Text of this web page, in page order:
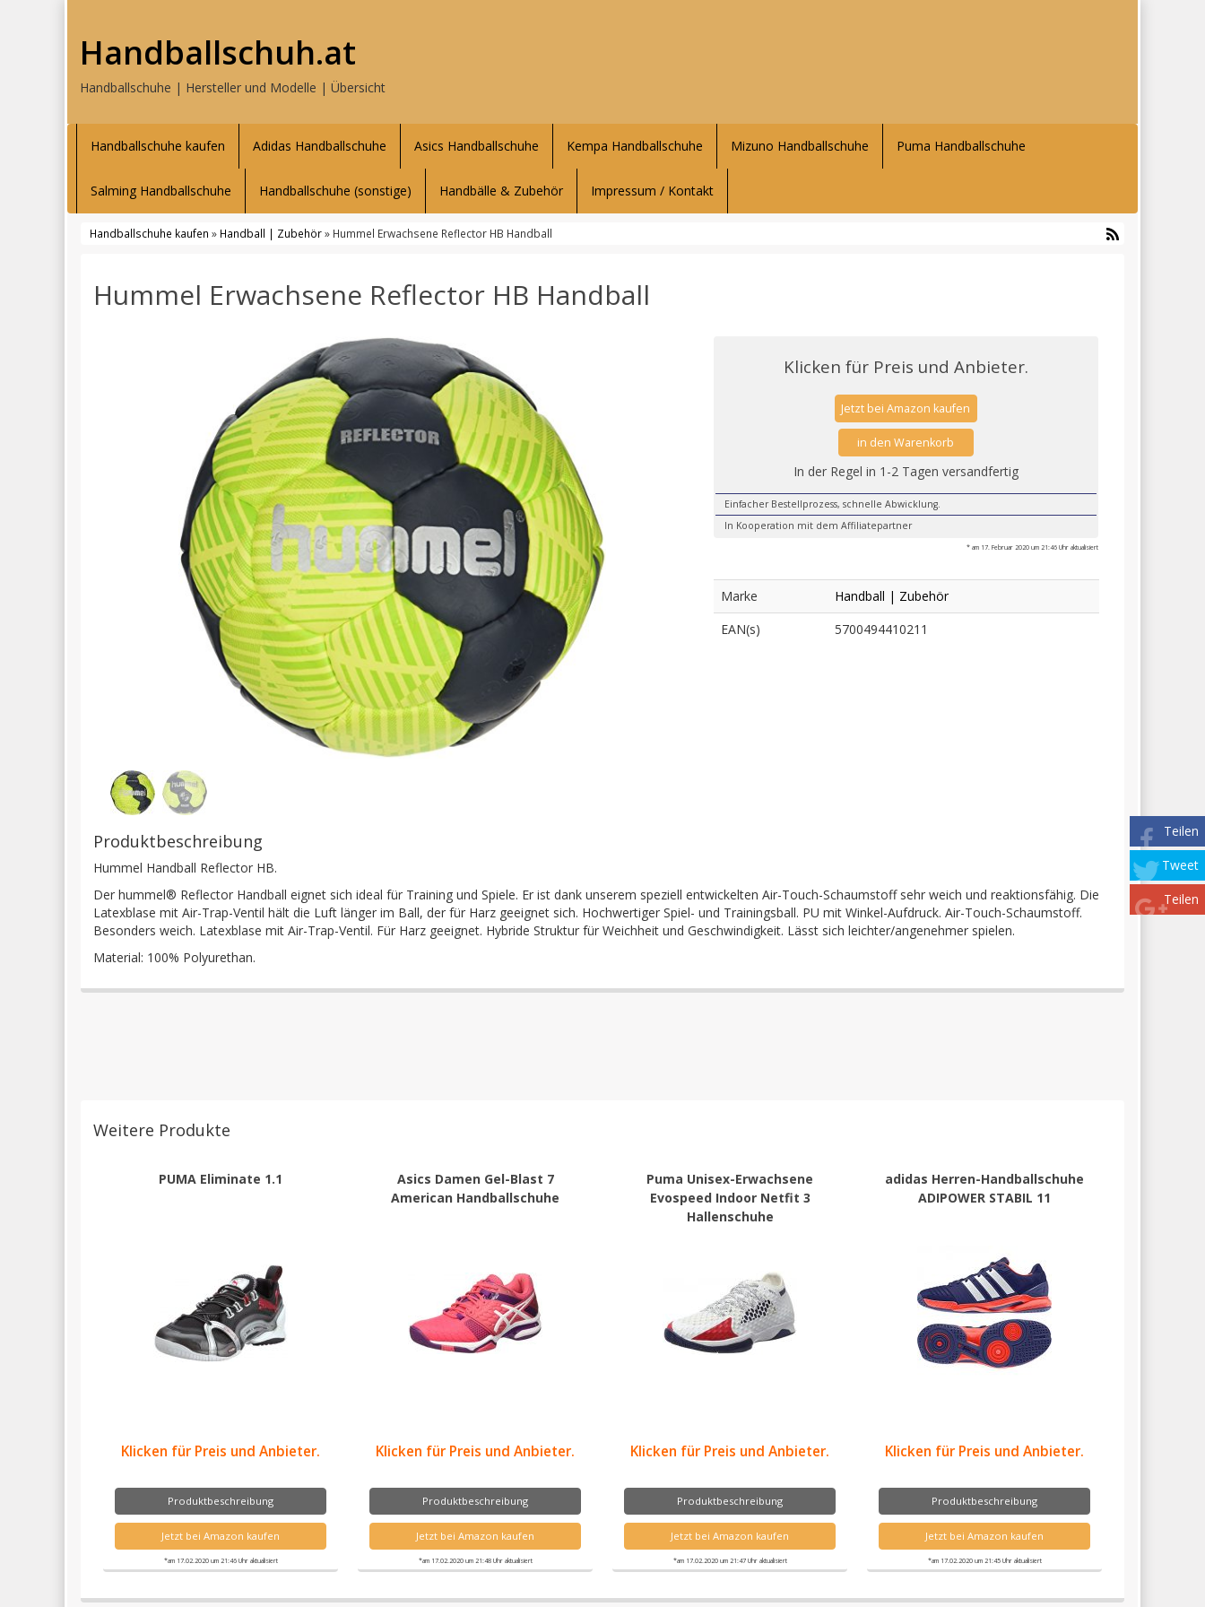
Handballschuh.at
Handballschuhe | Hersteller und Modelle | Übersicht
Handballschuhe kaufen Adidas Handballschuhe Asics Handballschuhe Kempa Handballschuhe Mizuno Handballschuhe Puma Handballschuhe
Salming Handballschuhe Handballschuhe (sonstige) Handbälle & Zubehör Impressum / Kontakt
Handballschuhe kaufen » Handball | Zubehör» Hummel Erwachsene Reflector HB Handball
Teilen
Tweet
Teilen
Hummel Erwachsene Reflector HB Handball
Klicken für Preis und Anbieter.
Jetzt bei Amazon kaufen
in den Warenkorb
In der Regel in 1-2 Tagen versandfertig
Einfacher Bestellprozess, schnelle Abwicklung.
In Kooperation mit dem Affiliatepartner
* am 17. Februar 2020 um 21:46 Uhr aktualisiert
Marke
Handball | Zubehör
EAN(s)
5700494410211
Produktbeschreibung
Hummel Handball Reflector HB.
Der hummel® Reflector Handball eignet sich ideal für Training und Spiele. Er ist dank unserem speziell entwickelten Air-Touch-Schaumstoff sehr weich und reaktionsfähig. Die
Latexblase mit Air-Trap-Ventil hält die Luft länger im Ball, der für Harz geeignet sich. Hochwertiger Spiel- und Trainingsball. PU mit Winkel-Aufdruck. Air-Touch-Schaumstoff.
Besonders weich. Latexblase mit Air-Trap-Ventil. Für Harz geeignet. Hybride Struktur für Weichheit und Geschwindigkeit. Lässt sich leichter/angenehmer spielen.
Material: 100% Polyurethan.
Weitere Produkte
PUMA Eliminate 1.1
Klicken für Preis und Anbieter.
Produktbeschreibung
Jetzt bei Amazon kaufen
*am 17.02.2020 um 21:46 Uhr aktualisiert
Asics Damen Gel-Blast 7
American Handballschuhe
Klicken für Preis und Anbieter.
Produktbeschreibung
Jetzt bei Amazon kaufen
*am 17.02.2020 um 21:48 Uhr aktualisiert
Puma Unisex-Erwachsene
Evospeed Indoor Netfit 3
Hallenschuhe
Klicken für Preis und Anbieter.
Produktbeschreibung
Jetzt bei Amazon kaufen
*am 17.02.2020 um 21:47 Uhr aktualisiert
adidas Herren-Handballschuhe
ADIPOWER STABIL 11
Klicken für Preis und Anbieter.
Produktbeschreibung
Jetzt bei Amazon kaufen
*am 17.02.2020 um 21:45 Uhr aktualisiert